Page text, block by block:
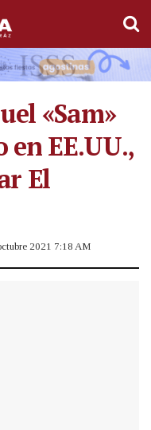
«Sam»
en EE.UU.,
El
2021 7:18 AM